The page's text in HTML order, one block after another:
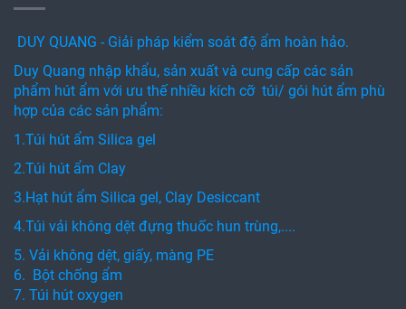
DUY QUANG - Giải pháp kiểm soát độ ẩm hoàn hảo.
Duy Quang nhập khẩu, sản xuất và cung cấp các sản
phẩm hút ẩm với ưu thế nhiều kích cỡ túi/ gói hút ẩm phù
hợp của các sản phẩm:
1.Túi hút ẩm Silica gel
2.Túi hút ẩm Clay
3.Hạt hút ẩm Silica gel, Clay Desiccant
4.Túi vải không dệt đựng thuốc hun trùng,....
5. Vải không dệt, giấy, màng PE
6. Bột chống ẩm
7. Túi hút oxygen